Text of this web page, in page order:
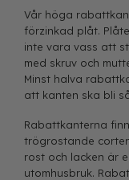
Vår höga
förzinkad plåt.
inte vara vass att
med skruv och
Minst halva
att kanten ska bli
Rabattkanterna
trögrostande
rost och lacken är
utomhusbruk.